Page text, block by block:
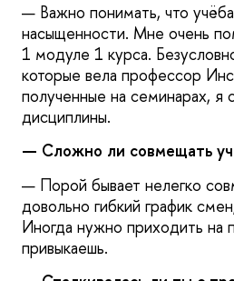
— Важно понимать, что
насыщенности. Мне очень
1 модуле 1 курса.
которые вела профессор
полученные на семинарах, я
дисциплины.
— Сложно ли совмещать
— Порой бывает нелегко
довольно гибкий график
Иногда нужно приходить на
привыкаешь.